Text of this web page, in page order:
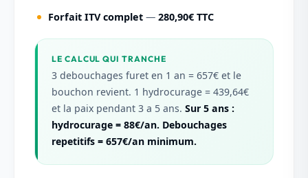
Forfait ITV complet— 280,90€ TTC
LE CALCUL QUI TRANCHE
3 debouchages furet en 1 an = 657€ et le
bouchon revient. 1 hydrocurage = 439,64€
et la paix pendant 3 a 5 ans. Sur 5 ans :
hydrocurage = 88€/an. Debouchages
repetitifs = 657€/an minimum.